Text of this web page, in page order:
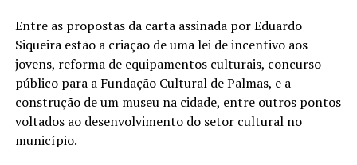
Entre as propostas da carta assinada por Eduardo
Siqueira estão a criação de uma lei de incentivo aos
jovens, reforma de equipamentos culturais, concurso
público para a Fundação Cultural de Palmas, e a
construção de um museu na cidade, entre outros pontos
voltados ao desenvolvimento do setor cultural no
município.